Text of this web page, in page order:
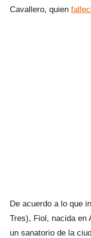
Cavallero, quien
De acuerdo a lo que
Tres), Fiol, nacida en
un sanatorio de la